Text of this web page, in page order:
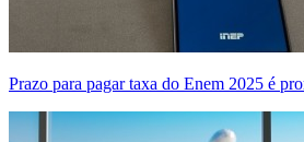
Prazo para pagar taxa do Enem 2025 é